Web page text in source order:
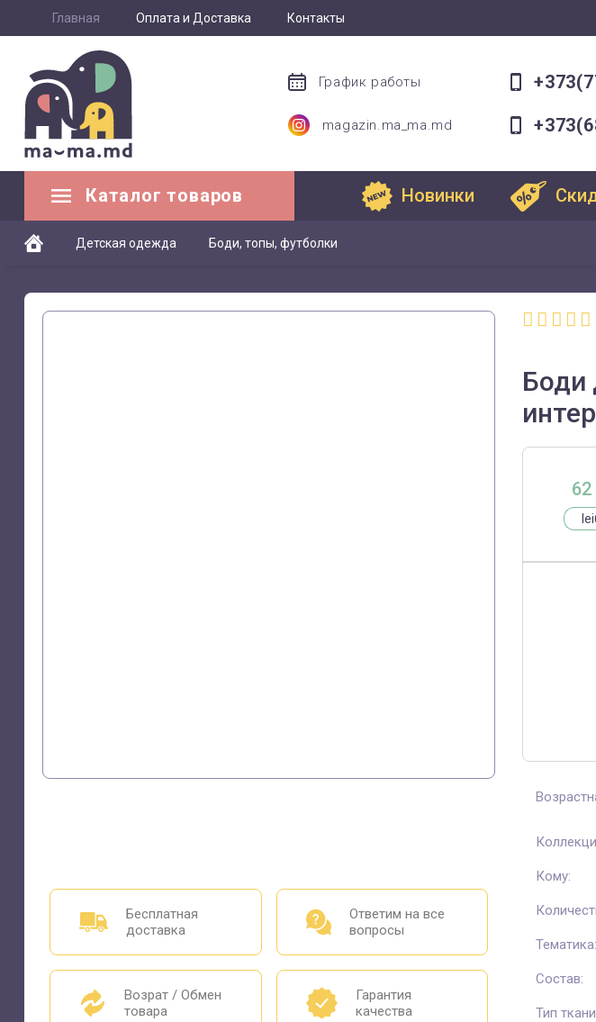
Главная Оплата и Доставка Контакты
График работы
magazin.ma_ma.md
Каталог товаров Новинки
Детская одежда Боди, топы, футболки
Бесплатная
доставка
Ответим на все
вопросы
Возрат / Обмен
товара
Гарантия
качества
Боди
Кому:
Тематика:
Состав:
Тип